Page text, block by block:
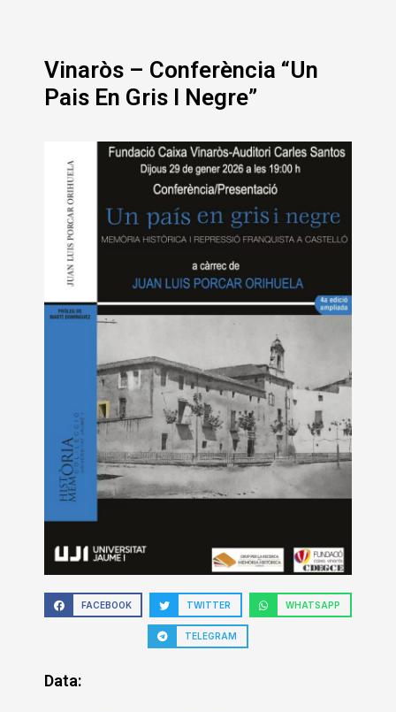
Vinaròs – Conferència “Un
Pais En Gris I Negre”
FACEBOOK TWITTER WHATSAPP
TELEGRAM
Data: